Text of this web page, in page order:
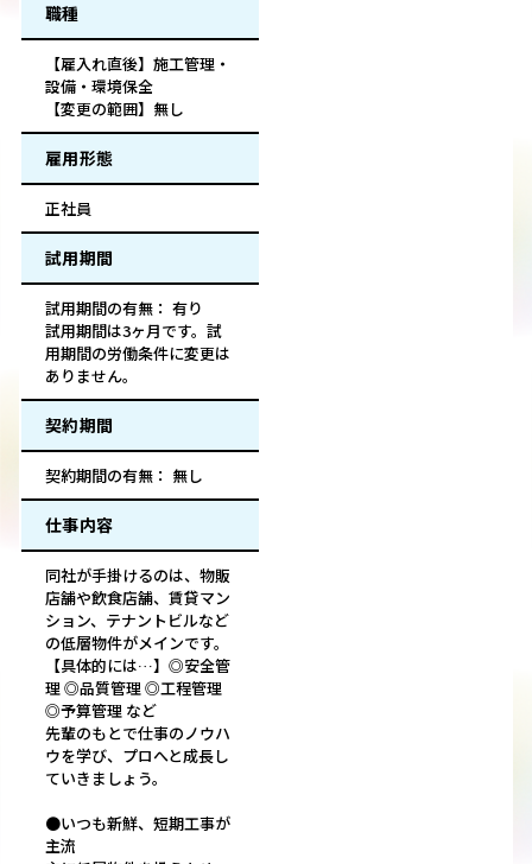
職種
【雇入れ直後】施工管理・
設備・環境保全
【変更の範囲】無し
雇用形態
正社員
試用期間
試用期間の有無： 有り
試用期間は3ヶ月です。試
用期間の労働条件に変更は
ありません。
契約期間
契約期間の有無： 無し
仕事内容
同社が手掛けるのは、物販
店舗や飲食店舗、賃貸マン
ション、テナントビルなど
の低層物件がメインです。
【具体的には…】◎安全管
理 ◎品質管理 ◎工程管理
◎予算管理 など
先輩のもとで仕事のノウハ
ウを学び、プロへと成長し
ていきましょう。
●いつも新鮮、短期工事が
主流